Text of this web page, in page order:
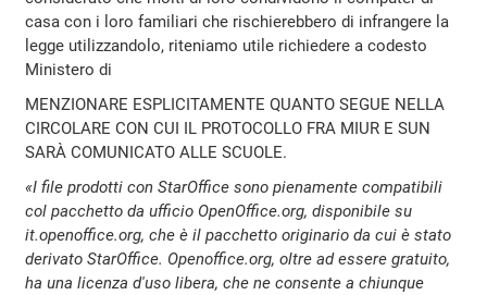
casa con i loro familiari che rischierebbero di infrangere la
legge utilizzandolo, riteniamo utile richiedere a codesto
Ministero di
MENZIONARE ESPLICITAMENTE QUANTO SEGUE NELLA
CIRCOLARE CON CUI IL PROTOCOLLO FRA MIUR E SUN
SARÀ COMUNICATO ALLE SCUOLE.
«I file prodotti con StarOffice sono pienamente compatibili
col pacchetto da ufficio OpenOffice.org, disponibile su
it.openoffice.org, che è il pacchetto originario da cui è stato
derivato StarOffice. Openoffice.org, oltre ad essere gratuito,
ha una licenza d'uso libera, che ne consente a chiunque